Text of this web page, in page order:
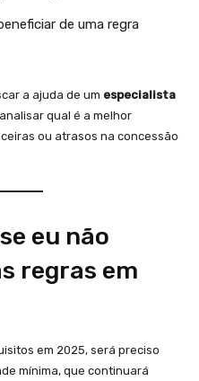
de uma regra
a ajuda de um especialista
qual é a melhor
ou atrasos na concessão
eu não
regras em
em 2025, será preciso
mínima, que continuará